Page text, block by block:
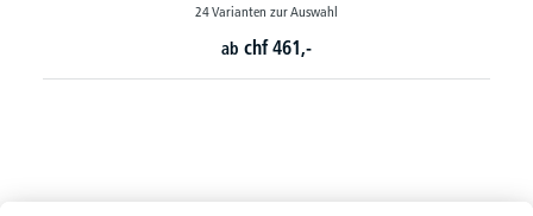
24 Varianten zur Auswahl
ab chf 461,-